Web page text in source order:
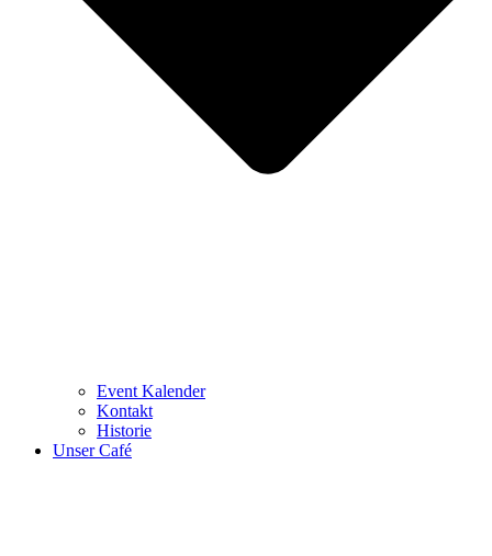
Event Kalender
Kontakt
Historie
Unser Café